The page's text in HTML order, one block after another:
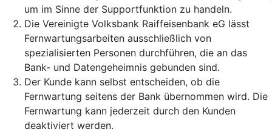
um im Sinne der Supportfunktion zu handeln.
Die Vereinigte Volksbank Raiffeisenbank eG lässt
Fernwartungsarbeiten ausschließlich von
spezialisierten Personen durchführen, die an das
Bank- und Datengeheimnis gebunden sind.
Der Kunde kann selbst entscheiden, ob die
Fernwartung seitens der Bank übernommen wird. Die
Fernwartung kann jederzeit durch den Kunden
deaktiviert werden.